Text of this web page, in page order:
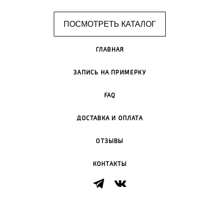
ПОСМОТРЕТЬ КАТАЛОГ
ГЛАВНАЯ
ЗАПИСЬ НА ПРИМЕРКУ
FAQ
ДОСТАВКА И ОПЛАТА
ОТЗЫВЫ
КОНТАКТЫ